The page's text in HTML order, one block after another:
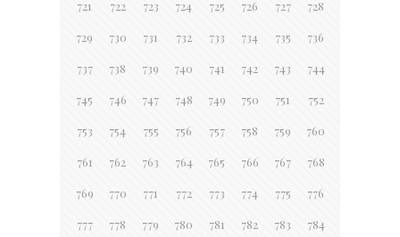
721 722 723 724 725 726 727 728
729 730 731 732 733 734 735 736
737 738 739 740 741 742 743 744
745 746 747 748 749 750 751 752
753 754 755 756 757 758 759 760
761 762 763 764 765 766 767 768
769 770 771 772 773 774 775 776
777 778 779 780 781 782 783 784